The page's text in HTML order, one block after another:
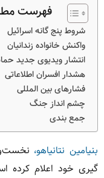
فهرست
شروط پنج‌ گانه اسرائیل
واکنش خانواده زندانیان
انتشار ویدیوی جدید
هشدار افسران اطلاعاتی
فشارهای بین‌ المللی
چشم‌ انداز جنگ
جمع‌ بندی
بنیامین نتانیاهو،
گیری خود اعلام کرده